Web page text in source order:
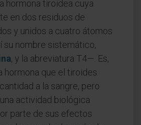
hormona tiroidea cuya
en dos residuos de
y unidos a cuatro átomos
su nombre sistemático,
, y la abreviatura T4—. Es,
hormona que el tiroides
a la sangre, pero
actividad biológica
parte de sus efectos